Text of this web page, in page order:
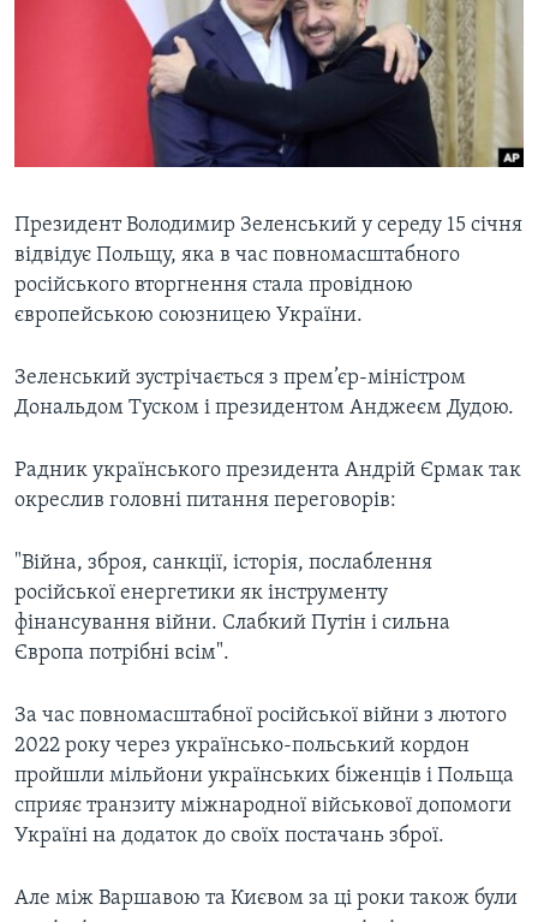
СУСПІЛЬСТВО
ІСТОРІЇ УСПІХУ УКРАЇНЦІВ
ТЕЛЕПРОГРАМИ
БРИФІНГ ГОЛОСУ АМЕРИКИ
ВІКНО В АМЕРИКУ
ПРАЙМ-ТАЙМ
ПОГЛЯД З ВАШИНГТОНА
Learning English
МИ В СОЦМЕРЕЖАХ
Президент Володимир Зеленський у середу 15 січня
відвідує Польщу, яка в час повномасштабного
російського вторгнення стала провідною
європейською союзницею України.
Зеленський зустрічається з прем’єр-міністром
Дональдом Туском і президентом Анджеєм Дудою.
Радник українського президента Андрій Єрмак так
окреслив головні питання переговорів:
"Війна, зброя, санкції, історія, послаблення
російської енергетики як інструменту
фінансування війни. Слабкий Путін і сильна
Європа потрібні всім".
За час повномасштабної російської війни з лютого
2022 року через українсько-польський кордон
пройшли мільйони українських біженців і Польща
сприяє транзиту міжнародної військової допомоги
Україні на додаток до своїх постачань зброї.
Але між Варшавою та Києвом за ці роки також були